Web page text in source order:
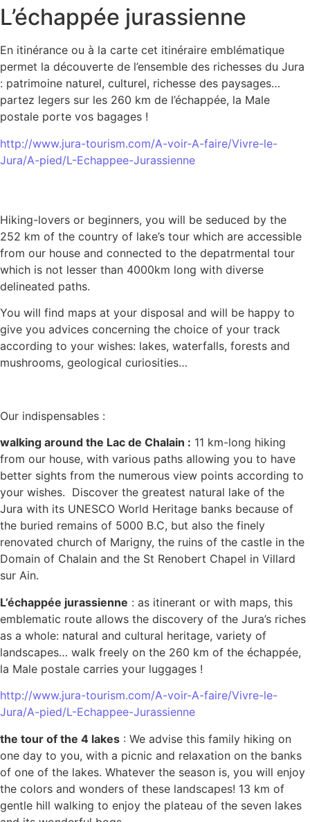
L’échappée jurassienne
En itinérance ou à la carte cet itinéraire emblématique
permet la découverte de l’ensemble des richesses du Jura
: patrimoine naturel, culturel, richesse des paysages…
partez legers sur les 260 km de l’échappée, la Male
postale porte vos bagages !
http://www.jura-tourism.com/A-voir-A-faire/Vivre-le-
Jura/A-pied/L-Echappee-Jurassienne
Hiking-lovers or beginners, you will be seduced by the
252 km of the country of lake’s tour which are accessible
from our house and connected to the depatrmental tour
which is not lesser than 4000km long with diverse
delineated paths.
You will find maps at your disposal and will be happy to
give you advices concerning the choice of your track
according to your wishes: lakes, waterfalls, forests and
mushrooms, geological curiosities…
Our indispensables :
walking around the Lac de Chalain : 11 km-long hiking
from our house, with various paths allowing you to have
better sights from the numerous view points according to
your wishes. Discover the greatest natural lake of the
Jura with its UNESCO World Heritage banks because of
the buried remains of 5000 B.C, but also the finely
renovated church of Marigny, the ruins of the castle in the
Domain of Chalain and the St Renobert Chapel in Villard
sur Ain.
L’échappée jurassienne : as itinerant or with maps, this
emblematic route allows the discovery of the Jura’s riches
as a whole: natural and cultural heritage, variety of
landscapes… walk freely on the 260 km of the échappée,
la Male postale carries your luggages !
http://www.jura-tourism.com/A-voir-A-faire/Vivre-le-
Jura/A-pied/L-Echappee-Jurassienne
the tour of the 4 lakes : We advise this family hiking on
one day to you, with a picnic and relaxation on the banks
of one of the lakes. Whatever the season is, you will enjoy
the colors and wonders of these landscapes! 13 km of
gentle hill walking to enjoy the plateau of the seven lakes